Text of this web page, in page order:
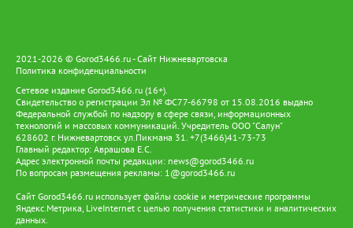
2021-2026 © Gorod3466.ru - Сайт Нижневартовска
Политика конфиденциальности
Сетевое издание Gorod3466.ru (16+).
Свидетельство о регистрации Эл № ФС77-66798 от 15.08.2016 выдано
Федеральной службой по надзору в сфере связи, информационных
технологий и массовых коммуникаций. Учредитель ООО "Салун"
628602 г. Нижневартовск ул.Пикмана 31. +7(3466)41-73-73
Главный редактор: Аврашова Е.С.
Адрес электронной почты редакции: news@gorod3466.ru
По вопросам размещения рекламы: 1@gorod3466.ru
Сайт Gorod3466.ru использует файлы cookie и метрические программы
Яндекс.Метрика, LiveInternet с целью получения статистики и аналитических
данных.